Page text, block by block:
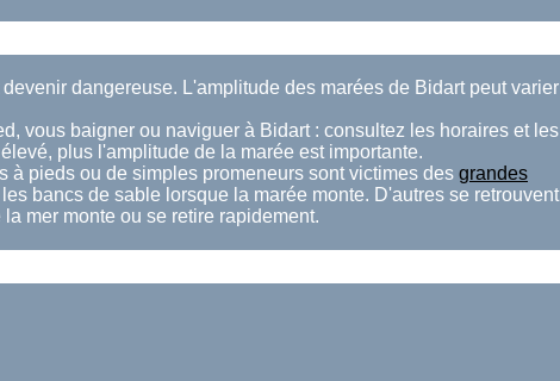
dangereuse. L'amplitude des marées de Bidart peut varier
vous baigner ou naviguer à Bidart : consultez les horaires et les
plus l'amplitude de la marée est importante.
à pieds ou de simples promeneurs sont victimes des grandes
bancs de sable lorsque la marée monte. D'autres se retrouvent
mer monte ou se retire rapidement.